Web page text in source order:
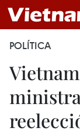
POLÍTICA